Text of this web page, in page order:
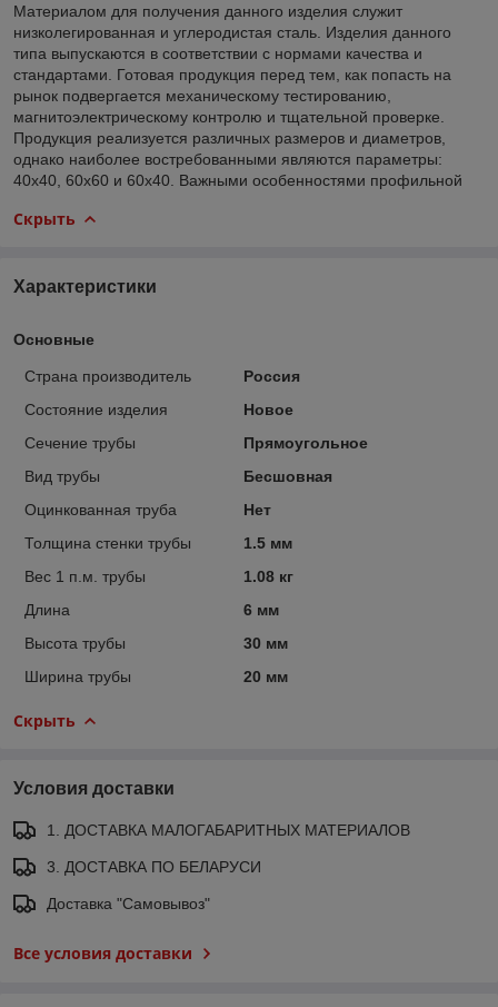
Материалом для получения данного изделия служит
низколегированная и углеродистая сталь. Изделия данного
типа выпускаются в соответствии с нормами качества и
стандартами. Готовая продукция перед тем, как попасть на
рынок подвергается механическому тестированию,
магнитоэлектрическому контролю и тщательной проверке.
Продукция реализуется различных размеров и диаметров,
однако наиболее востребованными являются параметры:
40х40, 60х60 и 60х40. Важными особенностями профильной
Скрыть
Характеристики
Основные
Страна производитель
Россия
Состояние изделия
Новое
Сечение трубы
Прямоугольное
Вид трубы
Бесшовная
Оцинкованная труба
Нет
Толщина стенки трубы
1.5 мм
Вес 1 п.м. трубы
1.08 кг
Длина
6 мм
Высота трубы
30 мм
Ширина трубы
20 мм
Скрыть
Условия доставки
1. ДОСТАВКА МАЛОГАБАРИТНЫХ МАТЕРИАЛОВ
3. ДОСТАВКА ПО БЕЛАРУСИ
Доставка "Самовывоз"
Все условия доставки